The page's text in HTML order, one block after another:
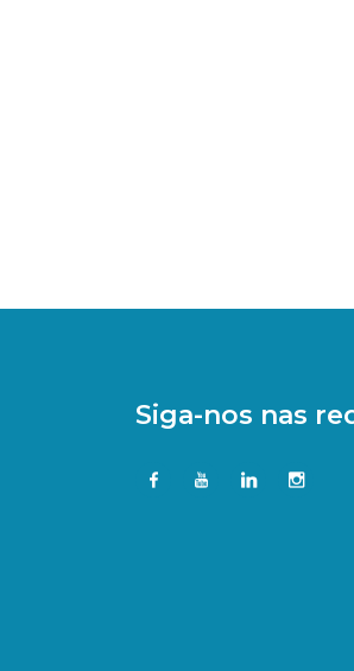
Siga-nos nas